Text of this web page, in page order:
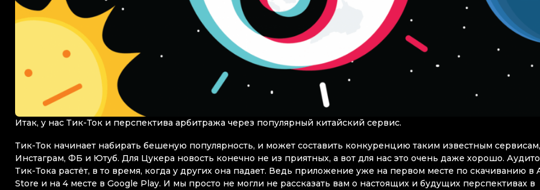
Итак, у нас Тик-Ток и перспектива арбитража через популярный китайский сервис.
Тик-Ток начинает набирать бешеную популярность, и может составить конкуренцию таким известным
Инстаграм, ФБ и Ютуб. Для Цукера новость конечно не из приятных, а вот для нас это очень даже хорошо.
Тик-Тока растёт, в то время, когда у других она падает. Ведь приложение уже на первом месте по скачиванию в
Store и на 4 месте в Google Play. И мы просто не могли не рассказать вам о настоящих и будущих перспективах в